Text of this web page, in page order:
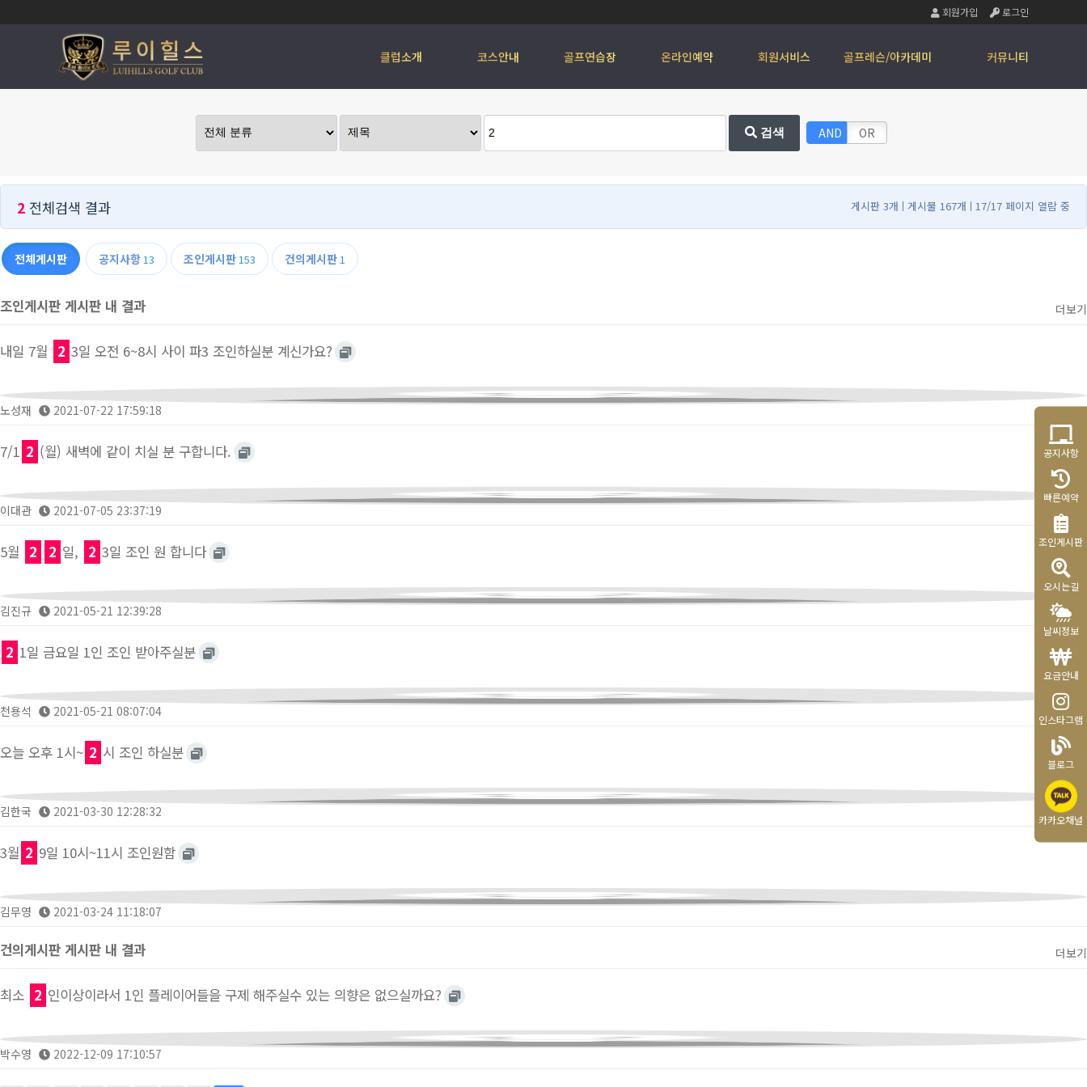
회원가입 로그인
클럽소개 코스안내 골프연습장 온라인예약 회원서비스 골프레슨/아카데미 커뮤니티
검색 AND OR
2 전체검색 결과 게시판 3개 게시물 167개 17/17 페이지 열람 중
전체게시판 공지사항13 조인게시판153 건의게시판1
조인게시판 게시판 내 결과 더보기
내일 7월 2 3일 오전 6~8시 사이 파3 조인하실분 계신가요?
노성재 2021-07-22 17:59:18
7/1 2 (월) 새벽에 같이 치실 분 구합니다.
이대관 2021-07-05 23:37:19
5월 2 2 일, 2 3일 조인 원 합니다
김진규 2021-05-21 12:39:28
2 1일 금요일 1인 조인 받아주실분
천용석 2021-05-21 08:07:04
오늘 오후 1시~ 2 시 조인 하실분
김한국 2021-03-30 12:28:32
3월 2 9일 10시~11시 조인원함
김무영 2021-03-24 11:18:07
건의게시판 게시판 내 결과 더보기
최소 2 인이상이라서 1인 플레이어들을 구제 해주실수 있는 의향은 없으실까요?
박수영 2022-12-09 17:10:57
공지사항
빠른예약
조인게시판
오시는길
날씨정보
요금안내
인스타그램
블로그
카카오채널